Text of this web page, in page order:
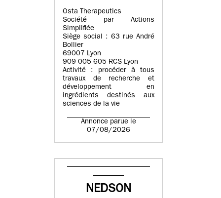
Osta Therapeutics
Société par Actions
Simplifiée
Siège social : 63 rue André
Bollier
69007 Lyon
909 005 605 RCS Lyon
Activité : procéder à tous
travaux de recherche et
développement en
ingrédients destinés aux
sciences de la vie
Annonce parue le
07/08/2026
NEDSON